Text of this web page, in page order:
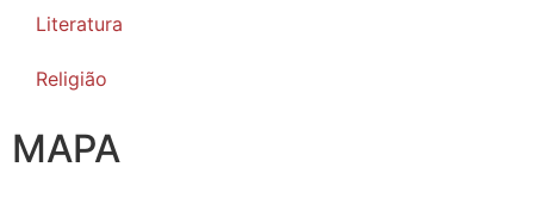
Literatura
Religião
MAPA